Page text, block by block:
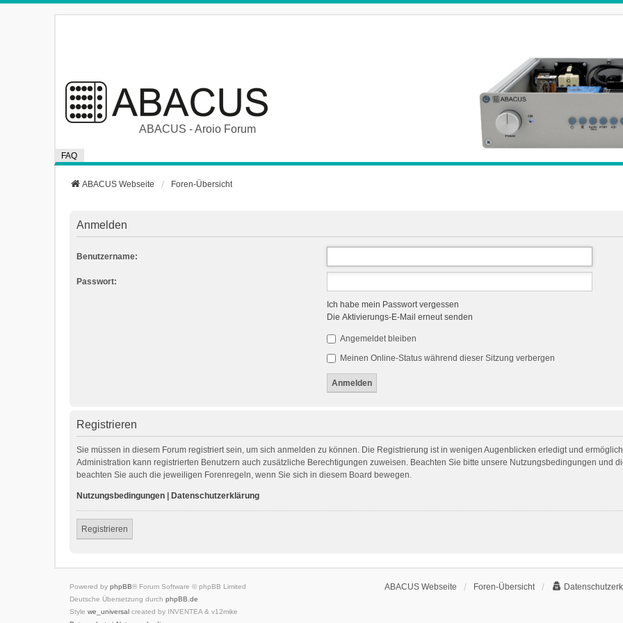
ABACUS - Aroio Forum
FAQ
ABACUS Webseite Foren-Übersicht
Anmelden
Benutzername:
Passwort:
Ich habe mein Passwort vergessen
Die Aktivierungs-E-Mail erneut senden
Angemeldet bleiben
Meinen Online-Status während dieser Sitzung verbergen
Registrieren
Sie müssen in diesem Forum registriert sein, um sich anmelden zu können. Die Registrierung ist in wenigen Augenblicken erledigt und
Administration kann registrierten Benutzern auch zusätzliche Berechtigungen zuweisen. Beachten Sie bitte unsere Nutzungsbedingungen und
beachten Sie auch die jeweiligen Forenregeln, wenn Sie sich in diesem Board bewegen.
Nutzungsbedingungen Datenschutzerklärung
Registrieren
ABACUS Webseite Foren-Übersicht
Powered byphpBB® Forum Software © phpBB Limited
Deutsche Übersetzung durchphpBB.de
Stylewe_universal created by INVENTEA & v12mike